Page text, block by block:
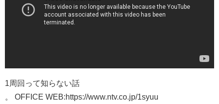
1周回って知らない話
。 OFFICE WEB:https://www.ntv.co.jp/1syuu